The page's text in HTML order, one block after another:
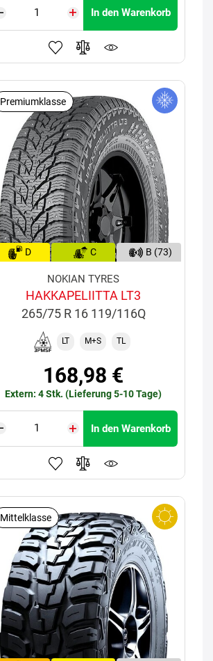
In den Warenkorb
Premiumklasse
D C B (73)
NOKIAN TYRES
HAKKAPELIITTA LT3
265/75 R 16 119/116Q
LT M+S TL
168,98 €
Extern: 4 Stk. (Lieferung 5-10 Tage)
In den Warenkorb
Mittelklasse